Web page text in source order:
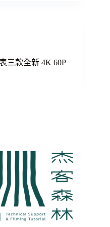
三款全新 4K 60P